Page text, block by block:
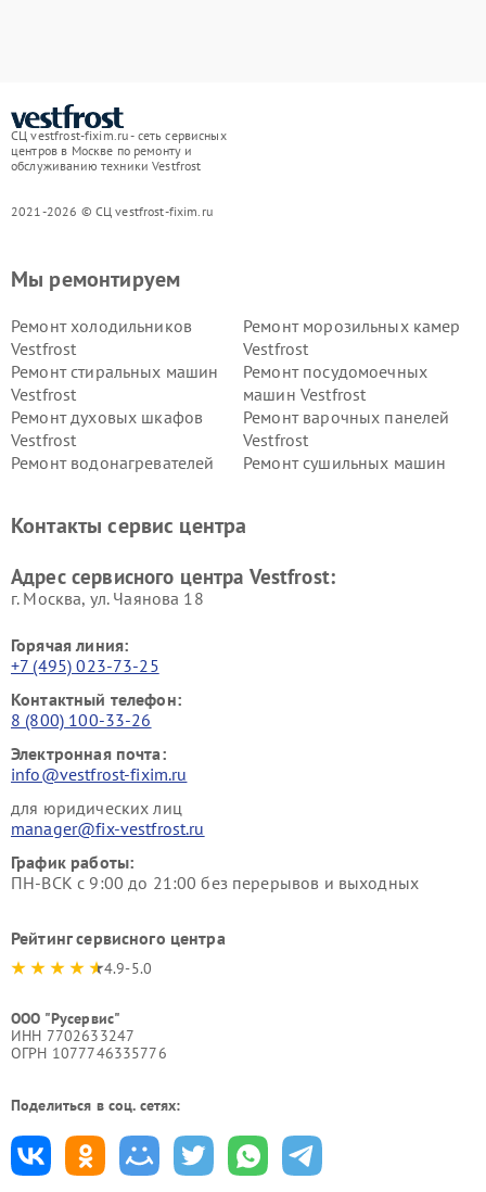
СЦ vestfrost-fixim.ru - сеть сервисных
центров в Москве по ремонту и
обслуживанию техники Vestfrost
2021-2026 © СЦ vestfrost-fixim.ru
Мы ремонтируем
Ремонт холодильников
Vestfrost
Ремонт морозильных камер
Vestfrost
Ремонт стиральных машин
Vestfrost
Ремонт посудомоечных
машин Vestfrost
Ремонт духовых шкафов
Vestfrost
Ремонт варочных панелей
Vestfrost
Ремонт водонагревателей
Ремонт сушильных машин
Vestfrost
Контакты сервис центра
Адрес сервисного центра Vestfrost:
г. Москва, ул. Чаянова 18
Горячая линия:
+7 (495) 023-73-25
Контактный телефон:
8 (800) 100-33-26
Электронная почта:
info@vestfrost-fixim.ru
для юридических лиц
manager@fix-vestfrost.ru
График работы:
ПН-ВСК с 9:00 до 21:00 без перерывов и выходных
Рейтинг сервисного центра
4.9-5.0
ООО "Русервис"
ИНН 7702633247
ОГРН 1077746335776
Поделиться в соц. сетях: